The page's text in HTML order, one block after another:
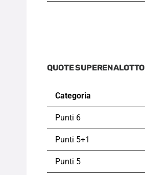
QUOTE SUPERENALOTTO
Categoria
Punti 6
Punti 5+1
Punti 5